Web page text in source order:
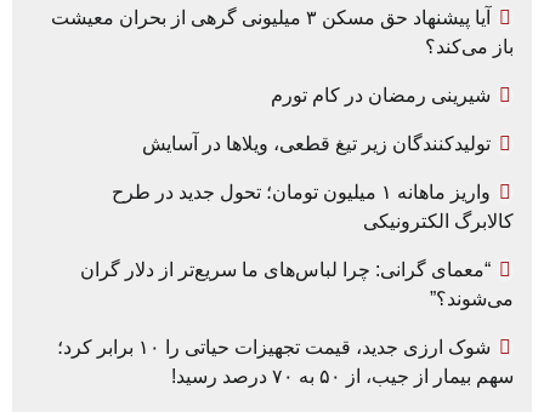
آیا پیشنهاد حق مسکن ۳ میلیونی گرهی از بحران معیشت
باز می‌کند؟
شیرینی رمضان در کام تورم
تولیدکنندگان زیر تیغ قطعی، ویلاها در آسایش
واریز ماهانه ۱ میلیون تومان؛ تحول جدید در طرح
کالابرگ الکترونیکی
“معمای گرانی: چرا لباس‌های ما سریع‌تر از دلار گران
می‌شوند؟”
شوک ارزی جدید، قیمت تجهیزات حیاتی را ۱۰ برابر کرد؛
سهم بیمار از جیب، از ۵۰ به ۷۰ درصد رسید!